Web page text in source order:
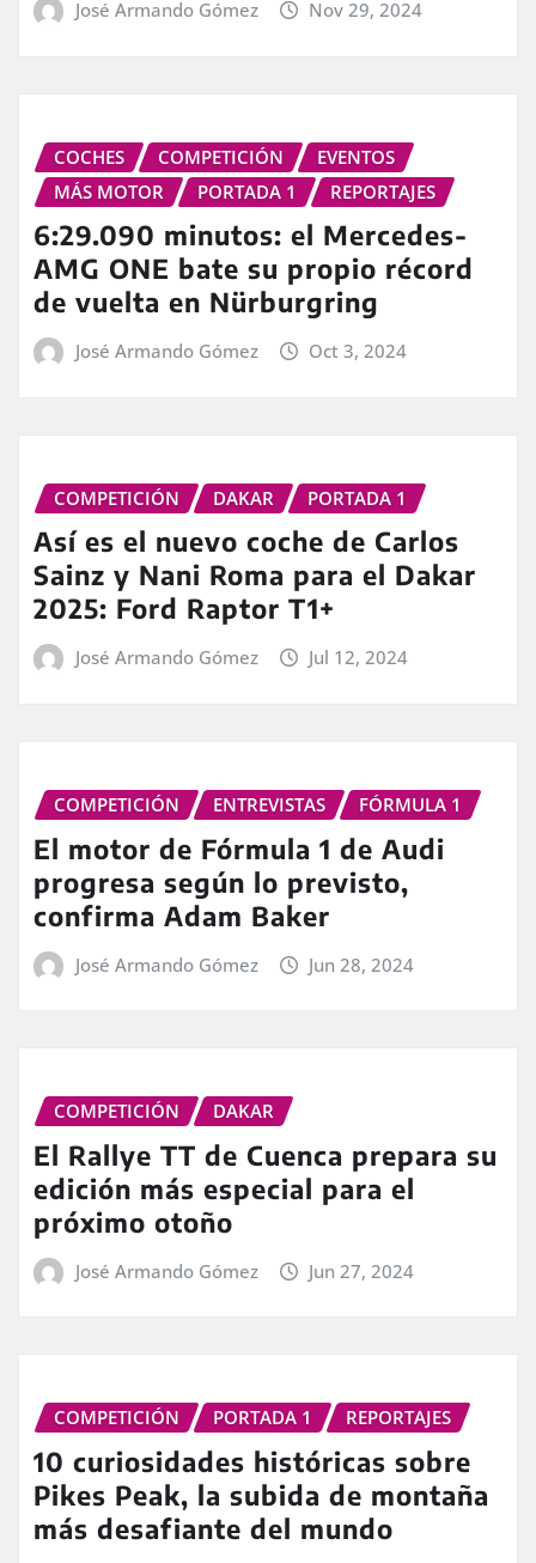
José Armando Gómez Nov 29, 2024
COCHES COMPETICIÓN
EVENTOS
MÁS MOTOR
PORTADA 1 REPORTAJES
6:29.090 minutos: el Mercedes-
AMG ONE bate su propio récord
de vuelta en Nürburgring
José Armando Gómez Oct 3, 2024
COMPETICIÓN DAKAR PORTADA 1
Así es el nuevo coche de Carlos
Sainz y Nani Roma para el Dakar
2025: Ford Raptor T1+
José Armando Gómez Jul 12, 2024
COMPETICIÓN ENTREVISTAS FÓRMULA 1
El motor de Fórmula 1 de Audi
progresa según lo previsto,
confirma Adam Baker
José Armando Gómez Jun 28, 2024
COMPETICIÓN DAKAR
El Rallye TT de Cuenca prepara su
edición más especial para el
próximo otoño
José Armando Gómez Jun 27, 2024
COMPETICIÓN PORTADA 1 REPORTAJES
10 curiosidades históricas sobre
Pikes Peak, la subida de montaña
más desafiante del mundo